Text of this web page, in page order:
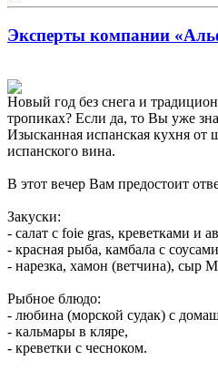
Эксперты компании
Новый год без снега и
тропиках? Если да, то Вы уже
Изысканная испанская кухня от
испанского вина.
В этот вечер Вам предостоит
Закуски:
- салат с foie gras, креветками и
- красная рыба, камбала с
- нарезка, хамон (ветчина), сыр
Рыбное блюдо:
- любина (морской судак) с
- кальмары в кляре,
- креветки с чесноком.